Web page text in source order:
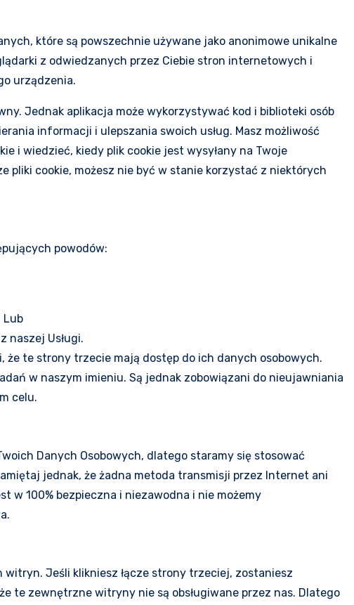
które są powszechnie używane jako anonimowe unikalne
z odwiedzanych przez Ciebie stron internetowych i
urządzenia.
Jednak aplikacja może wykorzystywać kod i biblioteki osób
informacji i ulepszania swoich usług. Masz możliwość
i wiedzieć, kiedy plik cookie jest wysyłany na Twoje
pliki cookie, możesz nie być w stanie korzystać z niektórych
powodów:
Lub
naszej Usługi.
że te strony trzecie mają dostęp do ich danych osobowych.
w naszym imieniu. Są jednak zobowiązani do nieujawniania
celu.
Danych Osobowych, dlatego staramy się stosować
jednak, że żadna metoda transmisji przez Internet ani
w 100% bezpieczna i niezawodna i nie możemy
witryn. Jeśli klikniesz łącze strony trzeciej, zostaniesz
te zewnętrzne witryny nie są obsługiwane przez nas. Dlatego